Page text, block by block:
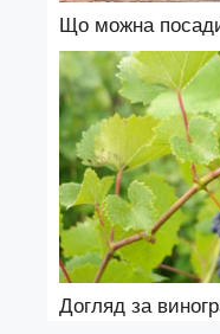
Що можна
Догляд за